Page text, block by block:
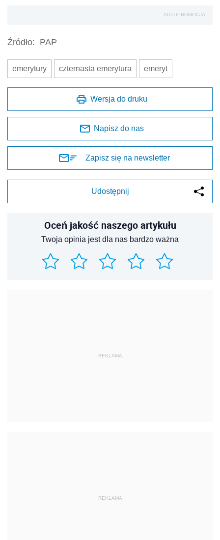
AUTOPROMOCJA
Źródło: PAP
emerytury czternasta emerytura emeryt
Wersja do druku
Napisz do nas
Zapisz się na newsletter
Udostępnij
Oceń jakość naszego artykułu
Twoja opinia jest dla nas bardzo ważna
REKLAMA
REKLAMA